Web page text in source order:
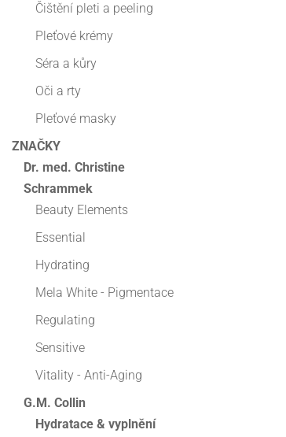
Čištění pleti a peeling
Pleťové krémy
Séra a kůry
Oči a rty
Pleťové masky
ZNAČKY
Dr. med. Christine
Schrammek
Beauty Elements
Essential
Hydrating
Mela White - Pigmentace
Regulating
Sensitive
Vitality - Anti-Aging
G.M. Collin
Hydratace & vyplnění